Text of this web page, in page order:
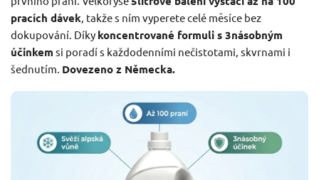
pracích dávek, takže s ním vyperete celé měsíce bez
dokupování. Díky koncentrované formuli s 3násobným
účinkem si poradí s každodenními nečistotami, skvrnami i
šednutím. Dovezeno z Německa.